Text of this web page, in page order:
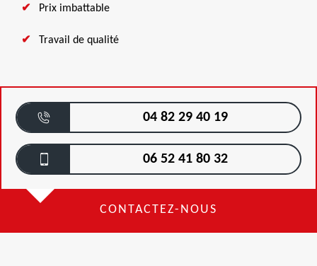
Prix imbattable
Travail de qualité
04 82 29 40 19
06 52 41 80 32
CONTACTEZ-NOUS